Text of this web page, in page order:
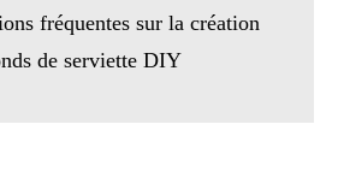
fréquentes sur la création
de serviette DIY